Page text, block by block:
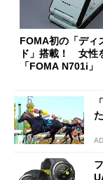
FOMA初の「ディ
ド」搭載！ 女性
「FOMA N701i」